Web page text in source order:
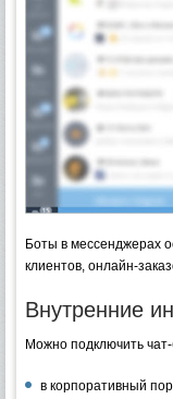
Боты в мессенджерах
клиентов, онлайн-
Внутренние
Можно подключить
в корпоративный